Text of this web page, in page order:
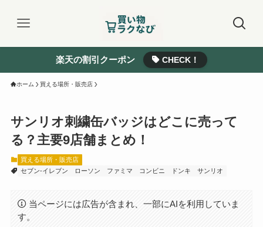
楽天の割引クーポン CHECK！
ホーム 買える場所・販売店
サンリオ刺繍缶バッジはどこに売って
る？主要9店舗まとめ！
買える場所・販売店
セブン-イレブン
ローソン ファミマ コンビニ ドンキ サンリオ
当ページには広告が含まれ、一部にAIを利用していま
す。